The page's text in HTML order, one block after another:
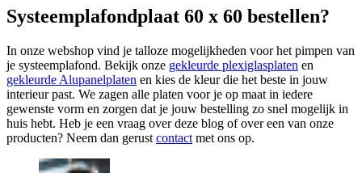
Systeemplafondplaat 60 x 60 bestellen?
In onze webshop vind je talloze mogelijkheden voor het pimpen van
je systeemplafond. Bekijk onze gekleurde plexiglasplaten en
gekleurde Alupanelplaten en kies de kleur die het beste in jouw
interieur past. We zagen alle platen voor je op maat in iedere
gewenste vorm en zorgen dat je jouw bestelling zo snel mogelijk in
huis hebt. Heb je een vraag over deze blog of over een van onze
producten? Neem dan gerust contact met ons op.